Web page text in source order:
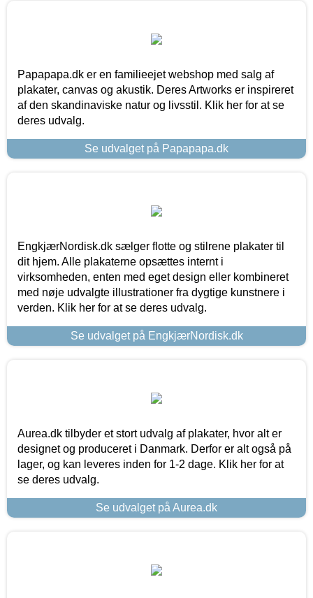
Papapapa.dk er en familieejet webshop med salg af
plakater, canvas og akustik. Deres Artworks er inspireret
af den skandinaviske natur og livsstil. Klik her for at se
deres udvalg.
Se udvalget på Papapapa.dk
EngkjærNordisk.dk sælger flotte og stilrene plakater til
dit hjem. Alle plakaterne opsættes internt i
virksomheden, enten med eget design eller kombineret
med nøje udvalgte illustrationer fra dygtige kunstnere i
verden. Klik her for at se deres udvalg.
Se udvalget på EngkjærNordisk.dk
Aurea.dk tilbyder et stort udvalg af plakater, hvor alt er
designet og produceret i Danmark. Derfor er alt også på
lager, og kan leveres inden for 1-2 dage. Klik her for at
se deres udvalg.
Se udvalget på Aurea.dk